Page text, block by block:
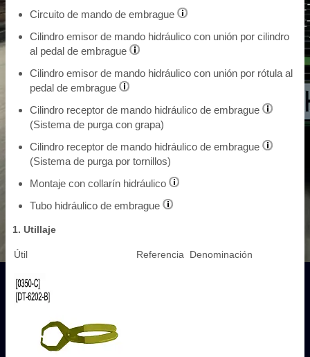
Circuito de mando de embrague
Cilindro emisor de mando hidráulico con unión por cilindro
al pedal de embrague
Cilindro emisor de mando hidráulico con unión por rótula al
pedal de embrague
Cilindro receptor de mando hidráulico de embrague
(Sistema de purga con grapa)
Cilindro receptor de mando hidráulico de embrague
(Sistema de purga por tornillos)
Montaje con collarín hidráulico
Tubo hidráulico de embrague
1. Utillaje
Útil Referencia Denominación